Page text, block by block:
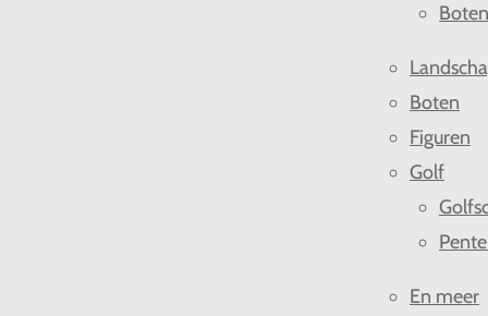
Boten
Boten
Figuren
Golf
En meer